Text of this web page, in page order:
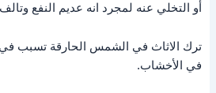
أو التخلي عنه لمجرد انه عديم النفع
ترك الاثاث في الشمس الحارقة تسبب
في الأخشاب.